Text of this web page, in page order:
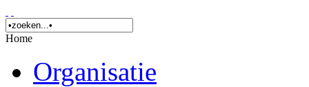
Home
Organisatie